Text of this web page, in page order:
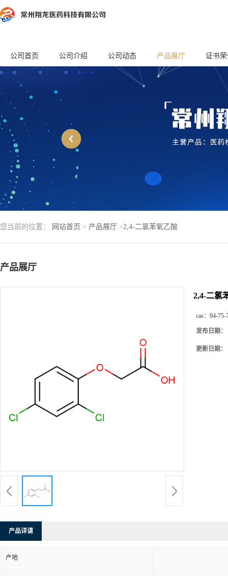
公司首页 公司介绍 公司动态 产品展厅 证书
您当前的位置： 网站首页 > 产品展厅 >2,4-二氯苯氧乙酸
产品展厅
2,4-二氯
cas： 94-75-
发布日期：
更新日期：
产品详请
产地